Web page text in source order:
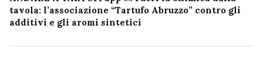
tavola: l’associazione “Tartufo Abruzzo” contro gli
additivi e gli aromi sintetici